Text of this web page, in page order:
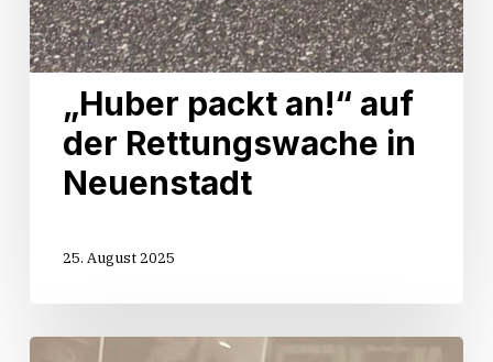
„Huber packt an!“ auf
der Rettungswache in
Neuenstadt
25. August 2025
Start